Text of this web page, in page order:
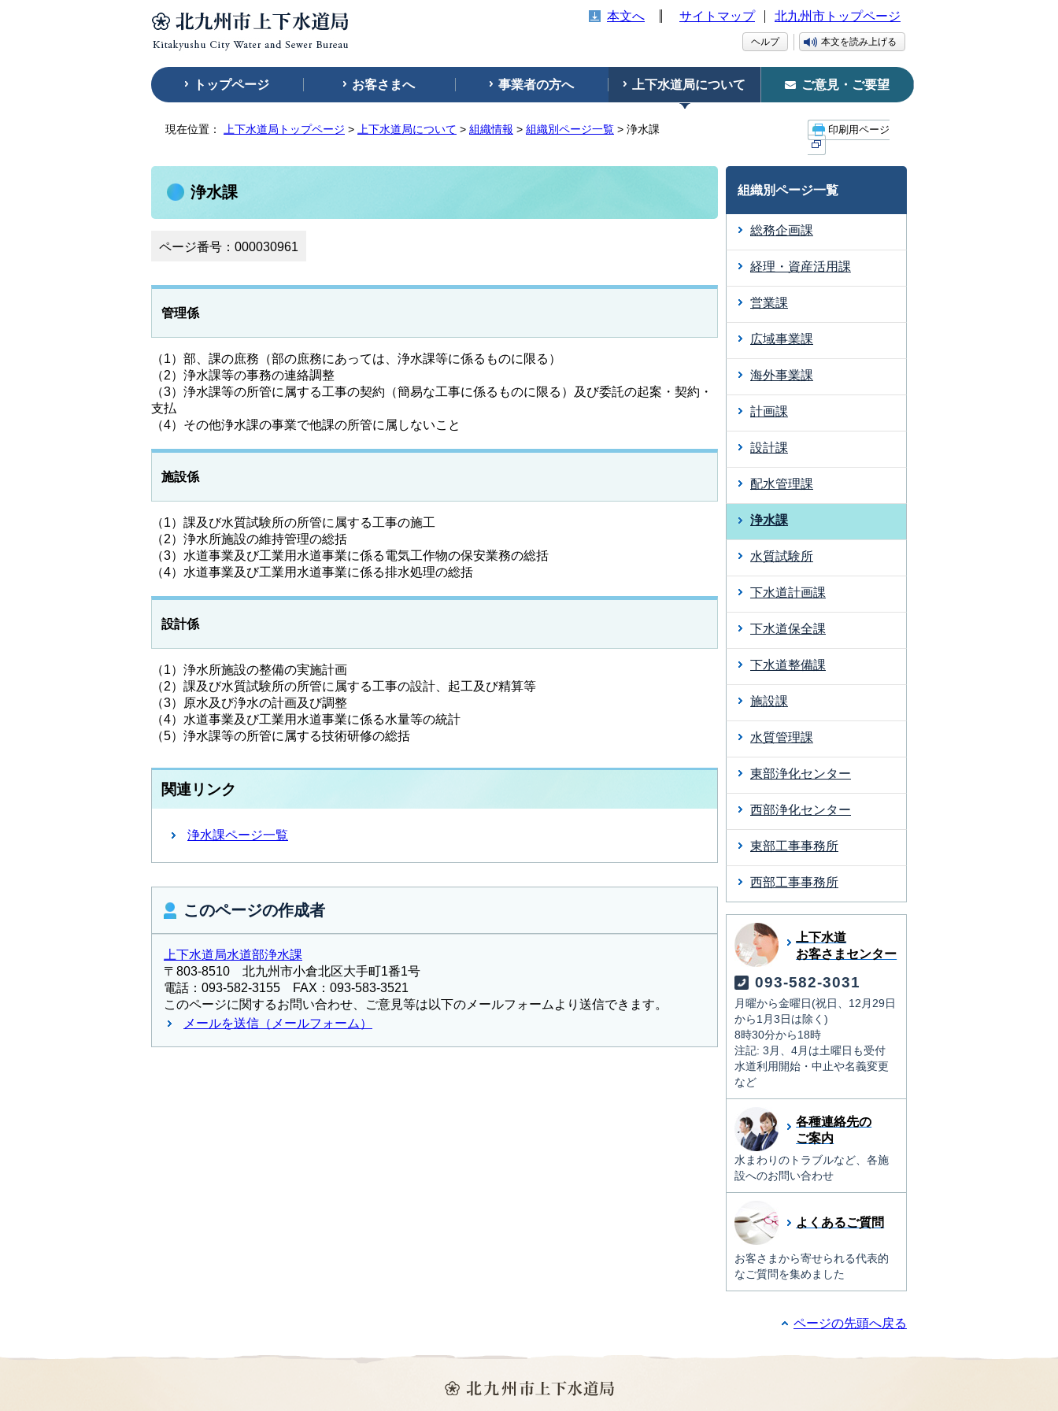
本文へ サイトマップ 北九州市トップページ
ヘルプ 本文を読み上げる
トップページ お客さまへ 事業者の方へ 上下水道局について ご意見・ご要望
現在位置： 上下水道局トップページ > 上下水道局について > 組織情報 > 組織別ページ一覧 > 浄水課 印刷用ページ
浄水課
ページ番号：000030961
管理係
（1）部、課の庶務（部の庶務にあっては、浄水課等に係るものに限る）
（2）浄水課等の事務の連絡調整
（3）浄水課等の所管に属する工事の契約（簡易な工事に係るものに限る）及び委託の起案・契約・
支払
（4）その他浄水課の事業で他課の所管に属しないこと
施設係
（1）課及び水質試験所の所管に属する工事の施工
（2）浄水所施設の維持管理の総括
（3）水道事業及び工業用水道事業に係る電気工作物の保安業務の総括
（4）水道事業及び工業用水道事業に係る排水処理の総括
設計係
（1）浄水所施設の整備の実施計画
（2）課及び水質試験所の所管に属する工事の設計、起工及び精算等
（3）原水及び浄水の計画及び調整
（4）水道事業及び工業用水道事業に係る水量等の統計
（5）浄水課等の所管に属する技術研修の総括
関連リンク
浄水課ページ一覧
このページの作成者
上下水道局水道部浄水課
〒803-8510 北九州市小倉北区大手町1番1号
電話：093-582-3155 FAX：093-583-3521
このページに関するお問い合わせ、ご意見等は以下のメールフォームより送信できます。
メールを送信（メールフォーム）
組織別ページ一覧
総務企画課
経理・資産活用課
営業課
広域事業課
海外事業課
計画課
設計課
配水管理課
浄水課
水質試験所
下水道計画課
下水道保全課
下水道整備課
施設課
水質管理課
東部浄化センター
西部浄化センター
東部工事事務所
西部工事事務所
上下水道
お客さまセンター
093-582-3031
月曜から金曜日(祝日、12月29日
から1月3日は除く)
8時30分から18時
注記: 3月、4月は土曜日も受付
水道利用開始・中止や名義変更
など
各種連絡先の
ご案内
水まわりのトラブルなど、各施
設へのお問い合わせ
よくあるご質問
お客さまから寄せられる代表的
なご質問を集めました
ページの先頭へ戻る